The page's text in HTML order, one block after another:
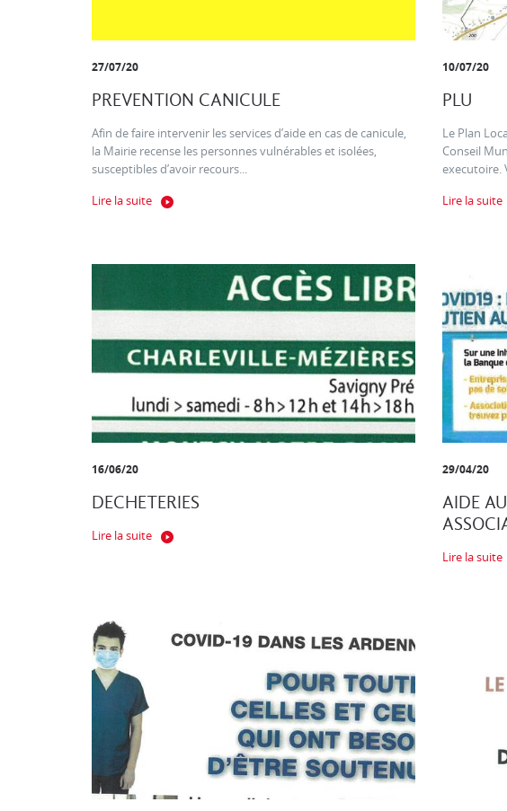
27/07/20
PREVENTION CANICULE
Afin de faire intervenir les services d’aide en cas de canicule,
la Mairie recense les personnes vulnérables et isolées,
susceptibles d’avoir recours...
Lire la suite
10/07/20
PLU
Le Plan
Conseil
executoire.
Lire la suite
16/06/20
DECHETERIES
Lire la suite
29/04/20
AIDE
Lire la suite